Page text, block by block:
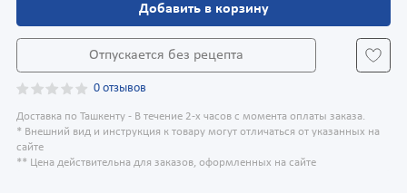
Добавить в корзину
Отпускается без рецепта
0 отзывов
Доставка по Ташкенту - В течение 2-х часов с момента оплаты заказа.
* Внешний вид и инструкция к товару могут отличаться от указанных на
сайте
** Цена действительна для заказов, оформленных на сайте